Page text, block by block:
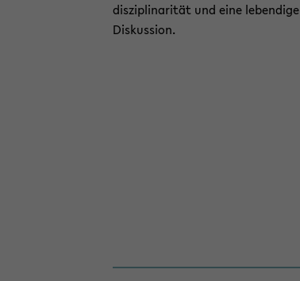
dis­zi­pli­na­ri­tät und eine le­ben­di­ge
Dis­kus­si­on.